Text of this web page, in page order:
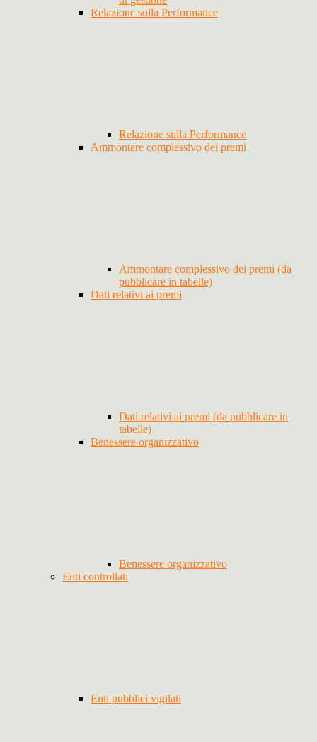
Relazione sulla Performance
Relazione sulla Performance
Ammontare complessivo dei premi
Ammontare complessivo dei premi (da
pubblicare in tabelle)
Dati relativi ai premi
Dati relativi ai premi (da pubblicare in
tabelle)
Benessere organizzativo
Benessere organizzativo
Enti controllati
Enti pubblici vigilati